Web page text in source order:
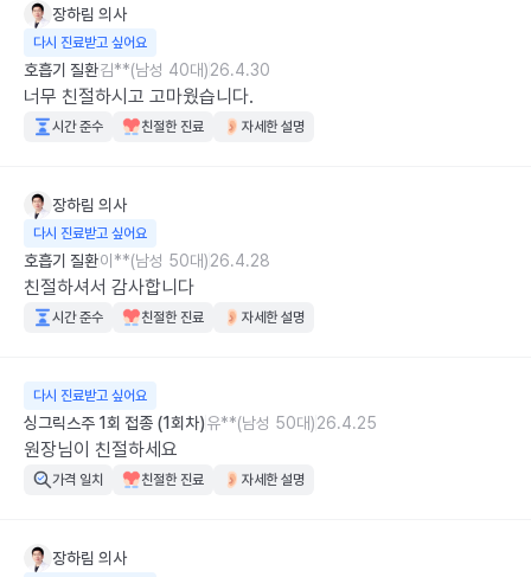
장하림 의사
다시 진료받고 싶어요
호흡기 질환김**(남성 40대)26.4.30
너무 친절하시고 고마웠습니다.
시간 준수 친절한 진료 자세한 설명
장하림 의사
다시 진료받고 싶어요
호흡기 질환이**(남성 50대)26.4.28
친절하셔서 감사합니다
시간 준수 친절한 진료 자세한 설명
다시 진료받고 싶어요
싱그릭스주 1회 접종 (1회차)유**(남성 50대)26.4.25
원장님이 친절하세요
가격 일치 친절한 진료 자세한 설명
장하림 의사